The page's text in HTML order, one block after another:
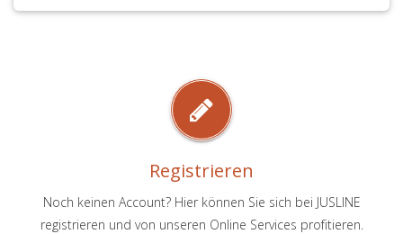
Registrieren
Noch keinen Account? Hier können Sie sich bei JUSLINE
registrieren und von unseren Online Services profitieren.